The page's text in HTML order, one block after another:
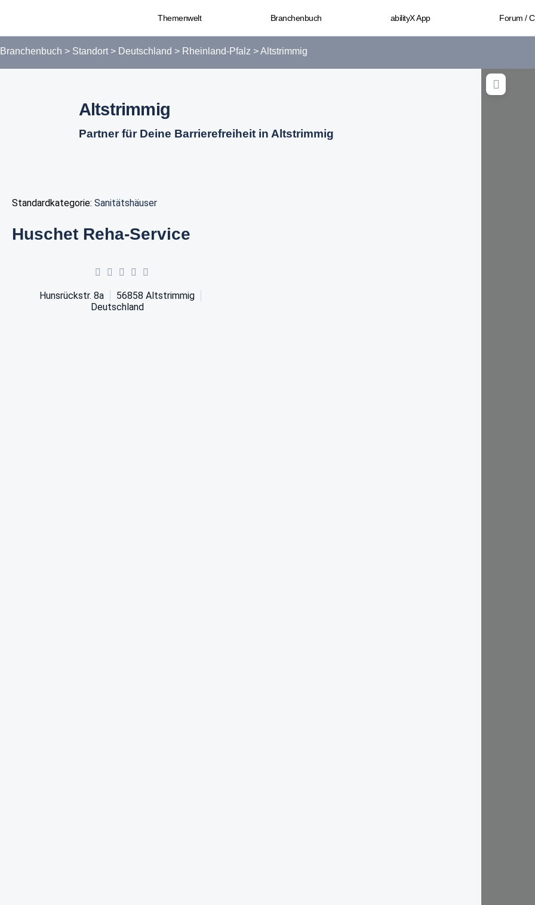
Themenwelt Branchenbuch abilityX App Forum /
Branchenbuch > Standort > Deutschland > Rheinland-Pfalz >Altstrimmig
Altstrimmig
Partner für Deine Barrierefreiheit in Altstrimmig
Standardkategorie: Sanitätshäuser
Huschet Reha-Service
Hunsrückstr. 8a 56858 Altstrimmig
Deutschland